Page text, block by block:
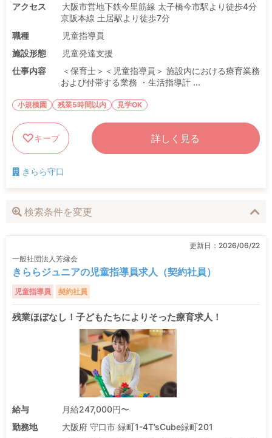
アクセス
大阪市営地下鉄今里筋線 太子橋今市駅より徒歩4分
京阪本線 土居駅より徒歩7分
職種
児童指導員
施設形態
児童発達支援
仕事内容
＜保育士＞＜児童指導員＞ 施設内における療育業務
および付帯する業務 ・生活指導計 ...
小規模園 残業5時間以内 見学OK
キープ 詳しく見る
きらら守口
検索条件を変更
更新日： 2026/06/22
一般社団法人芳縁会
きららジュニアの児童指導員求人（契約社員）
児童指導員 契約社員
残業ほぼなし！子どもたちによりそった療育求人！
給与
月給247,000円〜
勤務地
大阪府 守口市 緑町1-4T’sCube緑町201